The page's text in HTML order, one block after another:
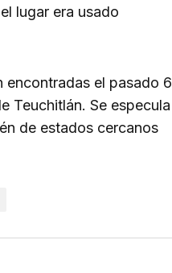
lugar era usado
el pasado 6
Teuchitlán. Se especula
de estados cercanos